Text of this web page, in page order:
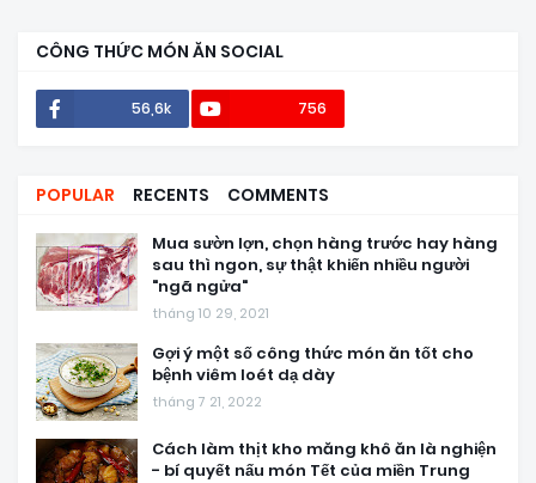
CÔNG THỨC MÓN ĂN SOCIAL
56,6k 756
POPULAR RECENTS COMMENTS
Mua sườn lợn, chọn hàng trước hay hàng
sau thì ngon, sự thật khiến nhiều người
"ngã ngửa"
tháng 10 29, 2021
Gợi ý một số công thức món ăn tốt cho
bệnh viêm loét dạ dày
tháng 7 21, 2022
Cách làm thịt kho măng khô ăn là nghiện
- bí quyết nấu món Tết của miền Trung